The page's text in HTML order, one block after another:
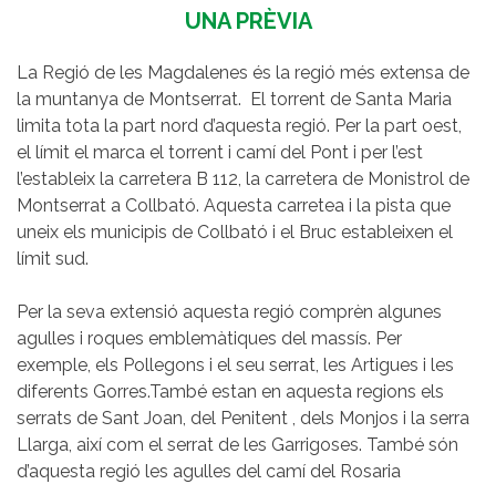
UNA PRÈVIA
La Regió de les Magdalenes és la regió més extensa de
la muntanya de Montserrat. El torrent de Santa Maria
limita tota la part nord d’aquesta regió. Per la part oest,
el límit el marca el torrent i camí del Pont i per l’est
l’estableix la carretera B 112, la carretera de Monistrol de
Montserrat a Collbató. Aquesta carretea i la pista que
uneix els municipis de Collbató i el Bruc estableixen el
límit sud.
Per la seva extensió aquesta regió comprèn algunes
agulles i roques emblemàtiques del massís. Per
exemple, els Pollegons i el seu serrat, les Artigues i les
diferents Gorres.També estan en aquesta regions els
serrats de Sant Joan, del Penitent , dels Monjos i la serra
Llarga, així com el serrat de les Garrigoses. També són
d’aquesta regió les agulles del camí del Rosaria